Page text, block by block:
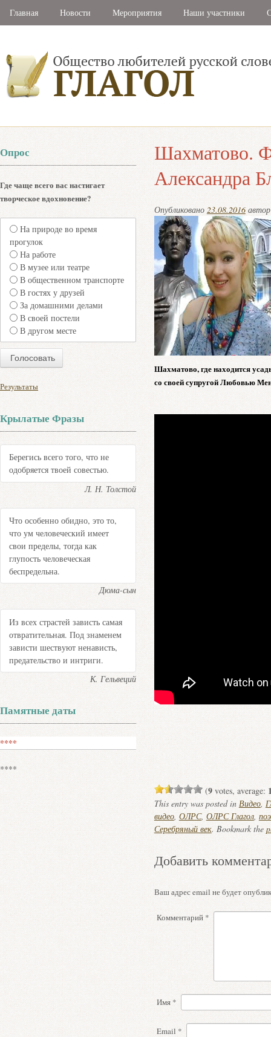
Главная Новости Мероприятия Наши участники
Шахматово.
Александра
Опубликовано 23.08.2016
Шахматово, где находится
со своей супругой Любовью
(9votes, average:
This entry was posted in Видео,
видео, ОЛРС, ОЛРС Глагол,
Серебряный век. Bookmark the
Добавить
Ваш адрес email не будет
Комментарий *
Имя *
Email *
Опрос
Где чаще всего вас настигает
творческое вдохновение?
На природе во время
прогулок
На работе
В музее или театре
В общественном транспорте
В гостях у друзей
За домашними делами
В своей постели
В другом месте
Результаты
Крылатые Фразы
Берегись всего того, что не
одобряется твоей совестью.
Л. Н. Толстой
Что особенно обидно, это то,
что ум человеческий имеет
свои пределы, тогда как
глупость человеческая
беспредельна.
Дюма-сын
Из всех страстей зависть самая
отвратительная. Под знаменем
зависти шествуют ненависть,
предательство и интриги.
К. Гельвеций
Памятные даты
****
****